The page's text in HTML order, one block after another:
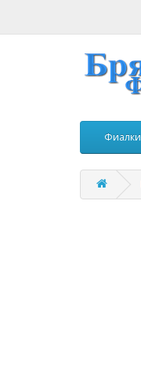
Фиалки